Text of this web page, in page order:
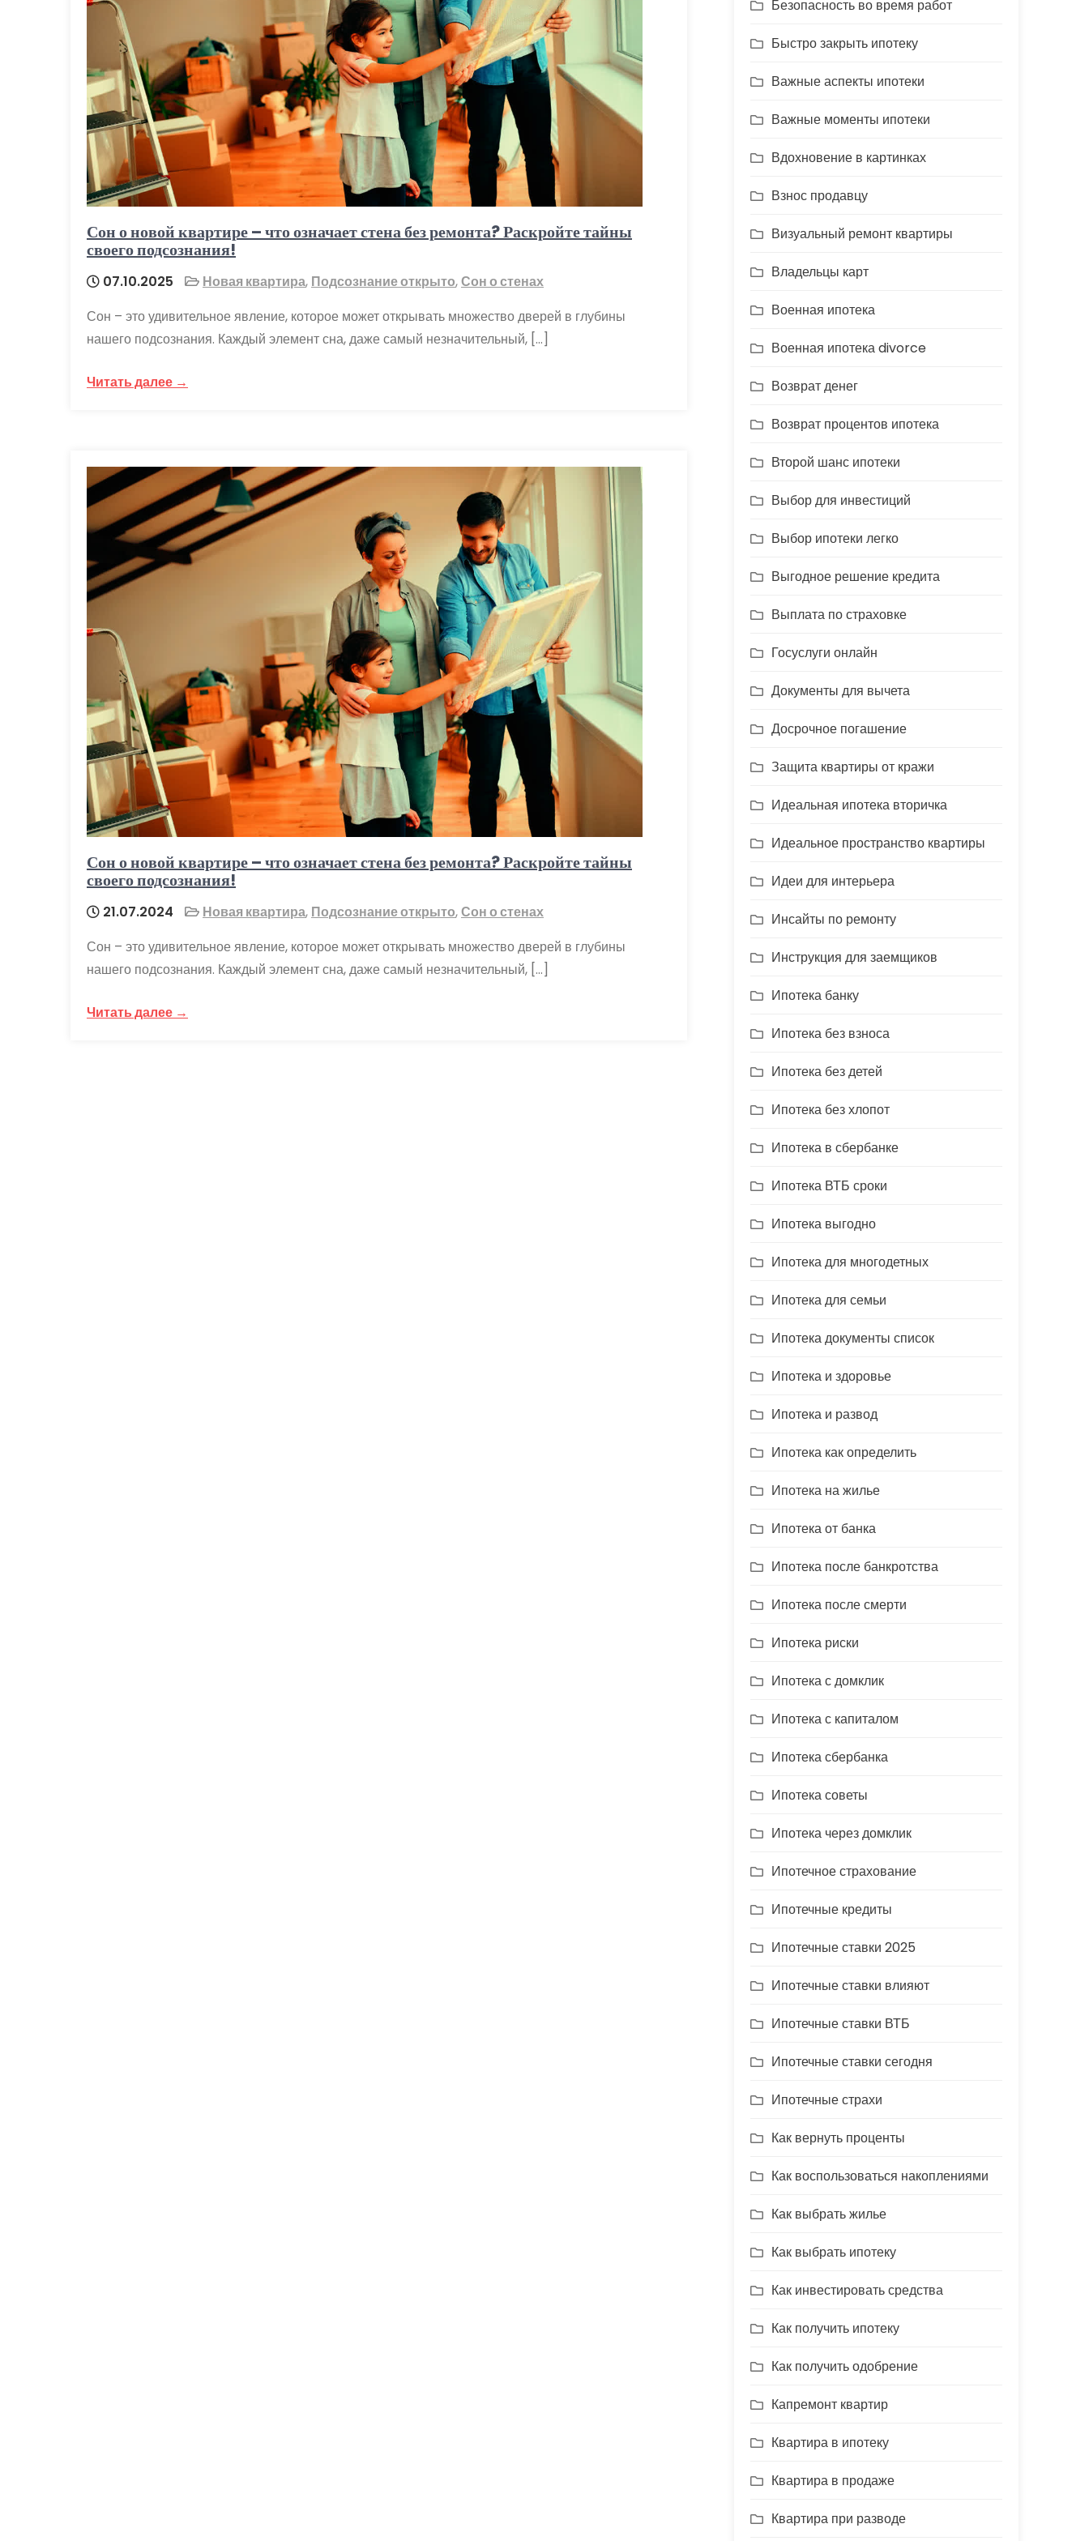
Сон о новой квартире – что означает стена без ремонта? Раскройте тайны
своего подсознания!
07.10.2025 Новая квартира, Подсознание открыто,Сон о стенах
Сон – это удивительное явление, которое может открывать множество дверей в глубины
нашего подсознания. Каждый элемент сна, даже самый незначительный, […]
Читать далее →
Сон о новой квартире – что означает стена без ремонта? Раскройте тайны
своего подсознания!
21.07.2024 Новая квартира, Подсознание открыто,Сон о стенах
Сон – это удивительное явление, которое может открывать множество дверей в глубины
нашего подсознания. Каждый элемент сна, даже самый незначительный, […]
Читать далее →
Безопасность во время работ
Быстро закрыть ипотеку
Важные аспекты ипотеки
Важные моменты ипотеки
Вдохновение в картинках
Взнос продавцу
Визуальный ремонт квартиры
Владельцы карт
Военная ипотека
Военная ипотека divorce
Возврат денег
Возврат процентов ипотека
Второй шанс ипотеки
Выбор для инвестиций
Выбор ипотеки легко
Выгодное решение кредита
Выплата по страховке
Госуслуги онлайн
Документы для вычета
Досрочное погашение
Защита квартиры от кражи
Идеальная ипотека вторичка
Идеальное пространство квартиры
Идеи для интерьера
Инсайты по ремонту
Инструкция для заемщиков
Ипотека банку
Ипотека без взноса
Ипотека без детей
Ипотека без хлопот
Ипотека в сбербанке
Ипотека ВТБ сроки
Ипотека выгодно
Ипотека для многодетных
Ипотека для семьи
Ипотека документы список
Ипотека и здоровье
Ипотека и развод
Ипотека как определить
Ипотека на жилье
Ипотека от банка
Ипотека после банкротства
Ипотека после смерти
Ипотека риски
Ипотека с домклик
Ипотека с капиталом
Ипотека сбербанка
Ипотека советы
Ипотека через домклик
Ипотечное страхование
Ипотечные кредиты
Ипотечные ставки 2025
Ипотечные ставки влияют
Ипотечные ставки ВТБ
Ипотечные ставки сегодня
Ипотечные страхи
Как вернуть проценты
Как воспользоваться накоплениями
Как выбрать жилье
Как выбрать ипотеку
Как инвестировать средства
Как получить ипотеку
Как получить одобрение
Капремонт квартир
Квартира в ипотеку
Квартира в продаже
Квартира при разводе